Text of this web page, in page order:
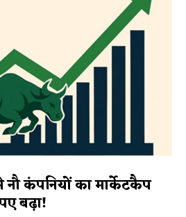
कंपनियों का मार्केटकैप
बढ़ा!